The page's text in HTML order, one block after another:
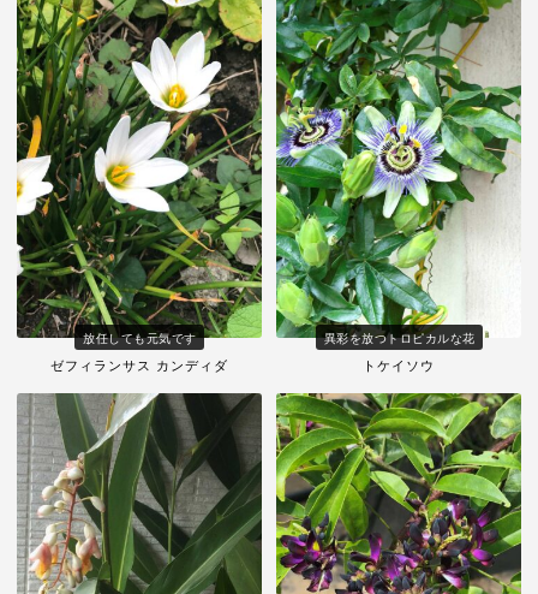
放任しても元気です
ゼフィランサス カンディダ
異彩を放つトロピカルな花
トケイソウ